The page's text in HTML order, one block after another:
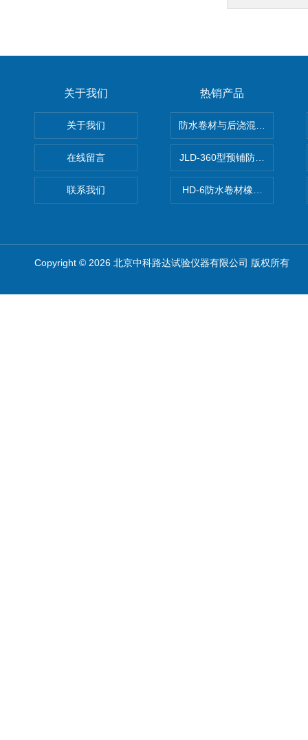
关于我们
关于我们
在线留言
联系我们
热销产品
防水卷材与后浇混凝土剥离强
JLD-360型预铺防水卷材抗冲
HD-6防水卷材橡胶测厚仪
Copyright © 2026 北京中科路达试验仪器有限公司 版权所有